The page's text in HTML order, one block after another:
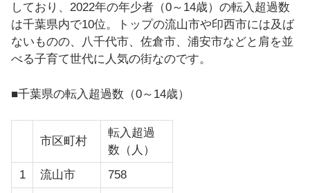
しており、2022年の年少者（0～14歳）の転入超過数
は千葉県内で10位。トップの流山市や印西市には及ば
ないものの、八千代市、佐倉市、浦安市などと肩を並
べる子育て世代に人気の街なのです。
■千葉県の転入超過数（0～14歳）
市区町村
転入超過
数（人）
1
流山市
758